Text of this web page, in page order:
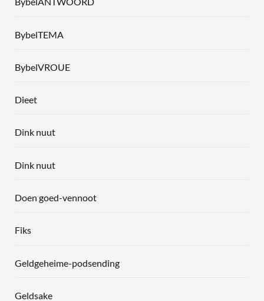
BybelTEMA
BybelVROUE
Dieet
Dink nuut
Dink nuut
Doen goed-vennoot
Fiks
Geldgeheime-podsending
Geldsake